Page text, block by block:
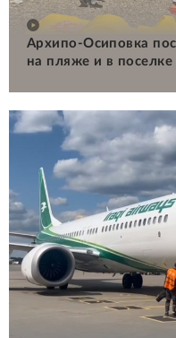
Архипо-Осиповка
на пляже и в поселке